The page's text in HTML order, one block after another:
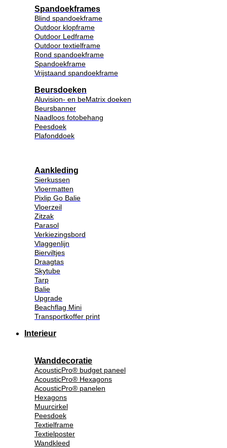
Spandoekframes
Blind spandoekframe
Outdoor klopframe
Outdoor Ledframe
Outdoor textielframe
Rond spandoekframe
Spandoekframe
Vrijstaand spandoekframe
Beursdoeken
Aluvision- en beMatrix doeken
Beursbanner
Naadloos fotobehang
Peesdoek
Plafonddoek
Aankleding
Sierkussen
Vloermatten
Pixlip Go Balie
Vloerzeil
Zitzak
Parasol
Verkiezingsbord
Vlaggenlijn
Bierviltjes
Draagtas
Skytube
Tarp
Balie
Upgrade
Beachflag Mini
Transportkoffer print
Interieur
Wanddecoratie
AcousticPro® budget paneel
AcousticPro® Hexagons
AcousticPro® panelen
Hexagons
Muurcirkel
Peesdoek
Textielframe
Textielposter
Wandkleed